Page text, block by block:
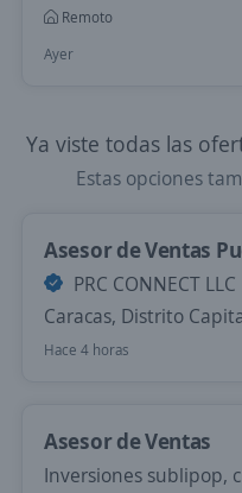
Remoto
Ayer
Ya viste todas las
Estas opciones
Asesor de Ventas
PRC CONNECT LLC
Caracas, Distrito
Hace 4 horas
Asesor de Ventas
Inversiones sublipop,